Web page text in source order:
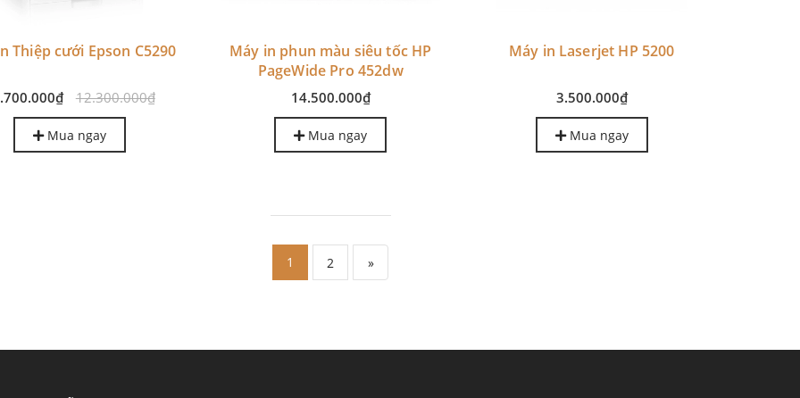
Thiệp cưới Epson C5290
12.300.000₫
Mua ngay
Máy in phun màu siêu tốc HP
PageWide Pro 452dw
14.500.000₫
Mua ngay
Máy in Laserjet HP 5200
3.500.000₫
Mua ngay
1 2 »